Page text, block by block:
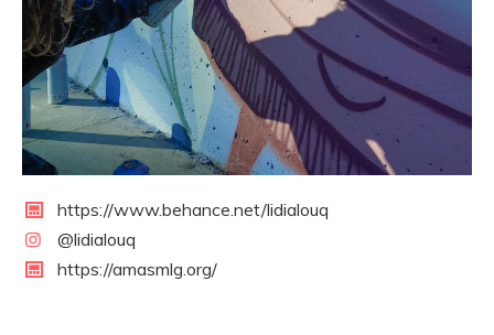
https://www.behance.net/lidialouq
@lidialouq
https://amasmlg.org/